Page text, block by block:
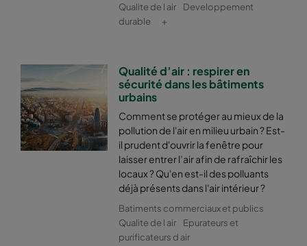
2550 592x490x370-8
2550 592x287x370-8 ePM2,5 50% M6
2550 287x592x370-4 ePM2,5 50% M6
2550 592x592x600-6 ePM2,5 50% M6
2550 592x490x600-6 ePM2,5 50% M6
2550 490x592x600-5 ePM2,5 50%
Qualite de l air
Developpement
durable
+
Qualité d’air : respirer en
sécurité dans les bâtiments
urbains
Comment se protéger au mieux de la
pollution de l'air en milieu urbain ? Est-
il prudent d'ouvrir la fenêtre pour
laisser entrer l’air afin de rafraîchir les
locaux ? Qu'en est-il des polluants
déjà présents dans l'air intérieur ?
Batiments commerciaux et publics
Qualite de l air
Epurateurs et
purificateurs d air